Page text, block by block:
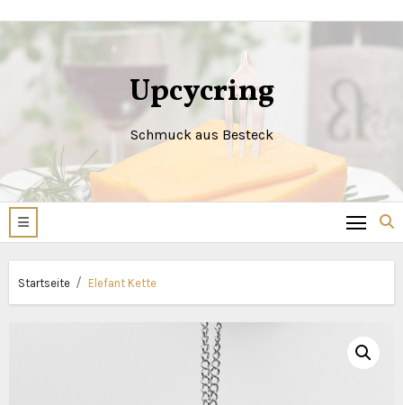
Inhalt
springen
Upcycring
Schmuck aus Besteck
Startseite Elefant Kette